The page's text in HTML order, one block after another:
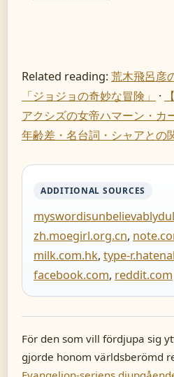
Related reading:荒木飛呂彦
「ジョジョの奇妙な冒険」
·
アクシズの女帝ハマーン・カ
年齢差・名台詞・シャアとの
ADDITIONAL SOURCES
zh.moegirl.org.cn,
milk.com.hk, type-
facebook.com, reddit.com
För den som vill fördjupa sig
gjorde honom världsberömd